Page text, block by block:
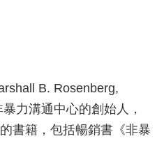
B. Rosenberg,
力溝通中心的創始人，
書籍，包括暢銷書《非暴